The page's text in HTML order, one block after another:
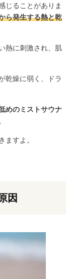
じることがありま
ら発生する熱と乾
熱に刺激され、肌
乾燥に弱く、ドラ
めのミストサウナ
ますよ。
因